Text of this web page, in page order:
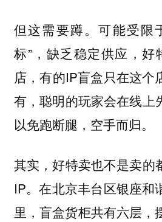
但这需要蹲。可能受限
标”，缺乏稳定供应，好
店，有的IP盲盒只在这个
有，聪明的玩家会在线上
以免跑断腿，空手而归。
其实，好特卖也不是卖的
IP。在北京丰台区银座和
里，盲盒货柜共有六层，